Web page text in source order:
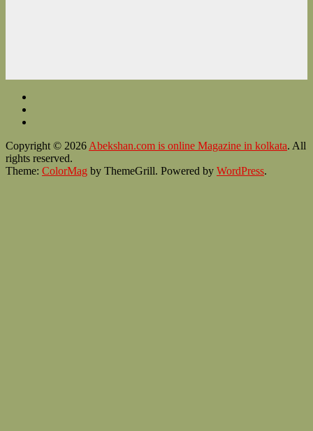
Copyright © 2026 Abekshan.com is online Magazine in kolkata. All
rights reserved.
Theme: ColorMag by ThemeGrill. Powered by WordPress.